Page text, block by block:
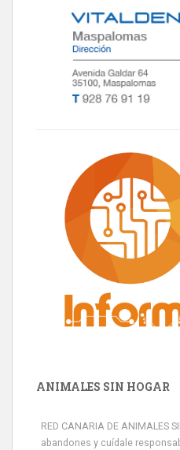
ANIMALES SIN HOGAR
RED CANARIA DE ANIMALES
abandones y cuídale